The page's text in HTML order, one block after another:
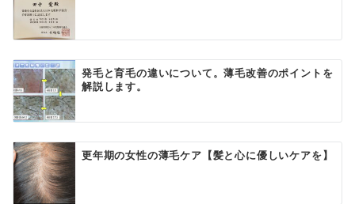
発毛と育毛の違いについて。薄毛改善のポイントを
解説します。
更年期の女性の薄毛ケア【髪と心に優しいケアを】